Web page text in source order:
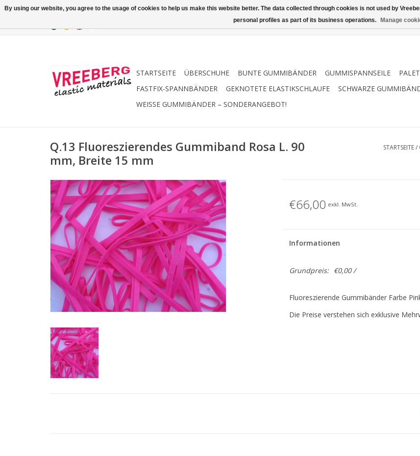
STARTSEITE ÜBERSCHUHE BUNTE GUMMIBÄNDER GUMMISPANNSEILE
FASTFIX-SPANNBÄNDER
GEKNOTETE ELASTIKSCHLAUFE
SCHWARZE
WEISSE GUMMIBÄNDER – SONDERANGEBOT!
Q.13 Fluoreszierendes Gummiband Rosa L. 90
mm, Breite 15 mm
STARTSEITE/
€66,00 exkl. MwSt.
Informationen
Grundpreis: €0,00 /
Fluoreszierende Gummibänder Farbe
Die Preise verstehen sich exklusive
By using our website, you agree to the usage of cookies to help us make this website better. The data collected through cookies is not used by
personal profiles as part of its business operations.
Manage